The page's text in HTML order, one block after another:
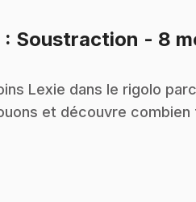
: Soustraction - 8
Lexie dans le rigolo
et découvre combien